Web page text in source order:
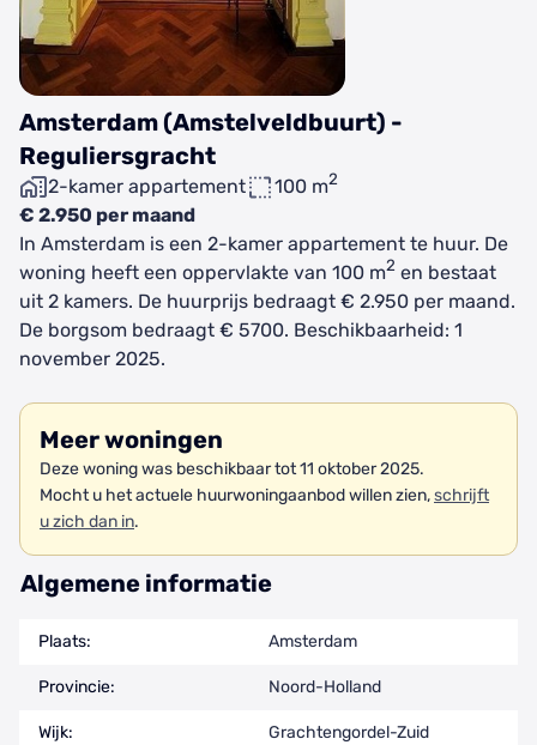
Amsterdam (Amstelveldbuurt) -
Reguliersgracht
2-kamer appartement 100 m2
€ 2.950 per maand
In Amsterdam is een 2-kamer appartement te huur. De
woning heeft een oppervlakte van 100 m2 en bestaat
uit 2 kamers. De huurprijs bedraagt € 2.950 per maand.
De borgsom bedraagt € 5700. Beschikbaarheid: 1
november 2025.
Meer woningen
Deze woning was beschikbaar tot 11 oktober 2025.
Mocht u het actuele huurwoningaanbod willen zien,schrijft
u zich dan in.
Algemene informatie
Plaats: Amsterdam
Provincie: Noord-Holland
Wijk: Grachtengordel-Zuid